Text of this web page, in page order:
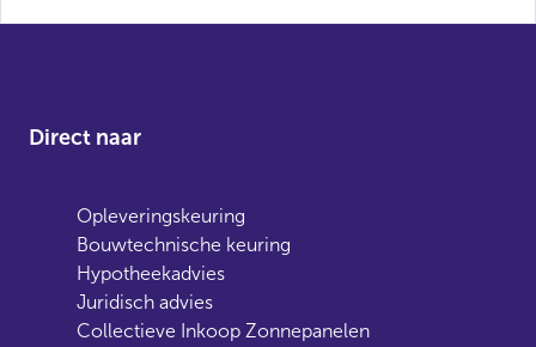
Direct naar
Opleveringskeuring
Bouwtechnische keuring
Hypotheekadvies
Juridisch advies
Collectieve Inkoop Zonnepanelen